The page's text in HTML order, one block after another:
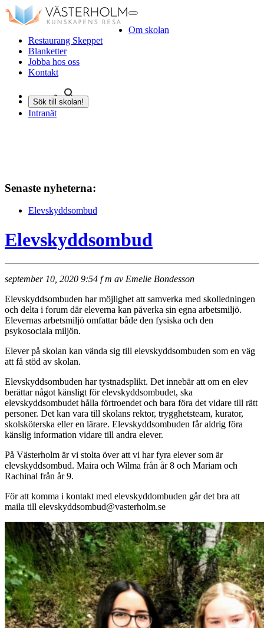
Om skolan
Restaurang Skeppet
Blanketter
Jobba hos oss
Kontakt
Sök till skolan!
Intranät
Senaste nyheterna:
Elevskyddsombud
Elevskyddsombud
september 10, 2020 9:54 f m av Emelie Bondesson
Elevskyddsombuden har möjlighet att samverka med skolledningen
och delta i forum där eleverna kan påverka sin egna arbetsmiljö.
Elevernas arbetsmiljö omfattar både den fysiska och den
psykosociala miljön.
Elever på skolan kan vända sig till elevskyddsombuden som en väg
att få stöd av skolan.
Elevskyddsombuden har tystnadsplikt. Det innebär att om en elev
berättar något känsligt för elevskyddsombudet, ska
elevskyddsombudet hålla förtroendet och bara föra det vidare till rätt
personer. Det kan vara till skolans rektor, trygghetsteam, kurator,
skolsköterska eller en lärare. Elevskyddsombuden får aldrig föra
känslig information vidare till andra elever.
På Västerholm är vi stolta över att vi har fyra elever som är
elevskyddsombud. Maira och Wilma från år 8 och Mariam och
Rachinal från år 9.
För att komma i kontakt med elevskyddombuden går det bra att
maila till elevskyddsombud@vasterholm.se